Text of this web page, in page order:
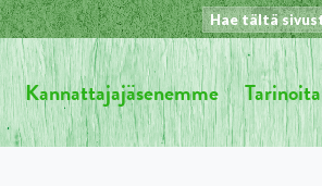
Kannattajajäsenemme Tarinoita